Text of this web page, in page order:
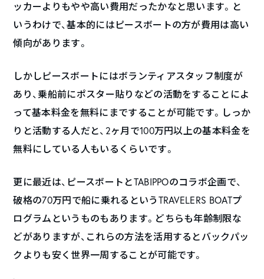
ッカーよりもやや高い費用だったかなと思います。と
いうわけで、基本的にはピースボートの方が費用は高い
傾向があります。
しかしピースボートにはボランティアスタッフ制度が
あり、乗船前にポスター貼りなどの活動をすることによ
って基本料金を無料にまですることが可能です。しっか
りと活動する人だと、2ヶ月で100万円以上の基本料金を
無料にしている人もいるくらいです。
更に最近は、ピースボートとTABIPPOのコラボ企画で、
破格の70万円で船に乗れるというTRAVELERS BOATプ
ログラムというものもあります。どちらも年齢制限な
どがありますが、これらの方法を活用するとバックパッ
クよりも安く世界一周することが可能です。